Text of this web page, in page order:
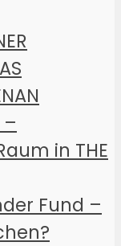
–
in THE
Fund –